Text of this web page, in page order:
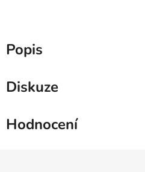
Popis
Diskuze
Hodnocení